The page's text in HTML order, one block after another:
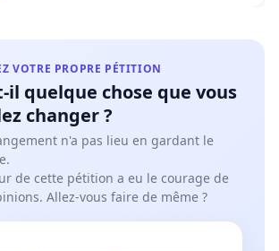
VOTRE PROPRE PÉTITION
il quelque chose que vous
changer ?
n'a pas lieu en gardant le
de cette pétition a eu le courage de
Allez-vous faire de même ?